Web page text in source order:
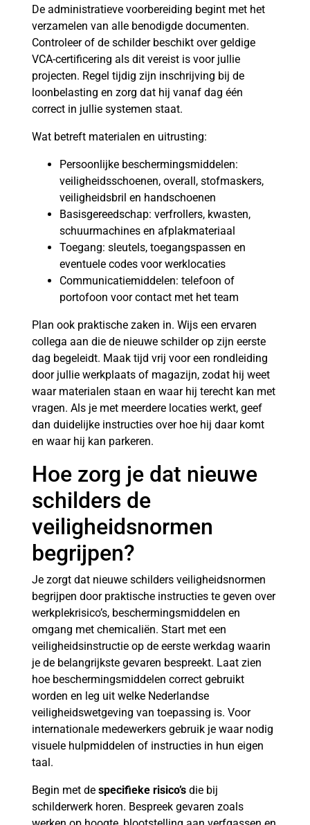
De administratieve voorbereiding begint met het
verzamelen van alle benodigde documenten.
Controleer of de schilder beschikt over geldige
VCA-certificering als dit vereist is voor jullie
projecten. Regel tijdig zijn inschrijving bij de
loonbelasting en zorg dat hij vanaf dag één
correct in jullie systemen staat.
Wat betreft materialen en uitrusting:
Persoonlijke beschermingsmiddelen:
veiligheidsschoenen, overall, stofmaskers,
veiligheidsbril en handschoenen
Basisgereedschap: verfrollers, kwasten,
schuurmachines en afplakmateriaal
Toegang: sleutels, toegangspassen en
eventuele codes voor werklocaties
Communicatiemiddelen: telefoon of
portofoon voor contact met het team
Plan ook praktische zaken in. Wijs een ervaren
collega aan die de nieuwe schilder op zijn eerste
dag begeleidt. Maak tijd vrij voor een rondleiding
door jullie werkplaats of magazijn, zodat hij weet
waar materialen staan en waar hij terecht kan met
vragen. Als je met meerdere locaties werkt, geef
dan duidelijke instructies over hoe hij daar komt
en waar hij kan parkeren.
Hoe zorg je dat nieuwe
schilders de
veiligheidsnormen
begrijpen?
Je zorgt dat nieuwe schilders veiligheidsnormen
begrijpen door praktische instructies te geven over
werkplekrisico’s, beschermingsmiddelen en
omgang met chemicaliën. Start met een
veiligheidsinstructie op de eerste werkdag waarin
je de belangrijkste gevaren bespreekt. Laat zien
hoe beschermingsmiddelen correct gebruikt
worden en leg uit welke Nederlandse
veiligheidswetgeving van toepassing is. Voor
internationale medewerkers gebruik je waar nodig
visuele hulpmiddelen of instructies in hun eigen
taal.
Begin met de specifieke risico’s die bij
schilderwerk horen. Bespreek gevaren zoals